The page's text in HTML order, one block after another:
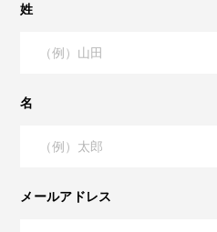
姓
名
メールアドレス